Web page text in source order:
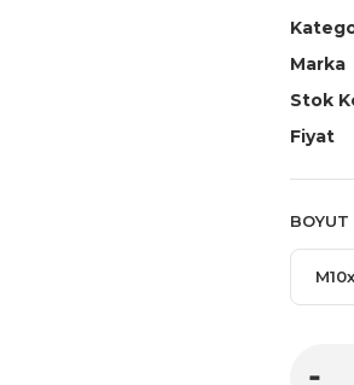
Marka
Stok
Fiyat
BOYUT